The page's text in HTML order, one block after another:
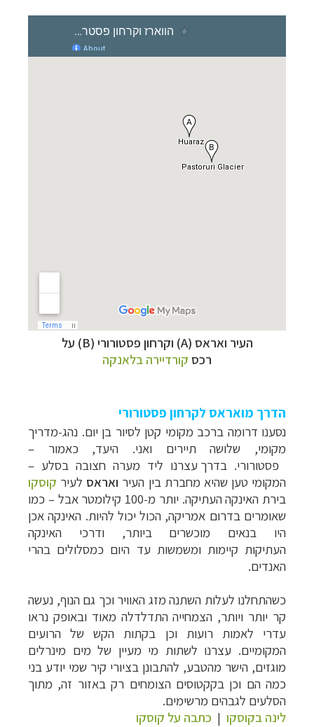
העיר ואראס (A) וקרחון פסטורורי (B) על
רכס קורדיירה בלאנקה
הדרך מואראס לקרחון פסטורורי
נסענו דרומה ברכב מקומי קטן לסיור בן יום. נהג-מדריך
מקומי, שלושה תיירים ואני. היעד, כאמור –
פסטורורי. בדרך עצרנו ליד מערה חצובה בסלע –
המקומי טען שהיא מחברת בין העיר ואראס לעיר קוסקו
בירת האינקה העתיקה. יותר מ-100 קילומטר אבל – כמו
שאומרים בדרום אמריקה, הכול יכול להיות. האינקה אכן
היו בנאים מוכשרים ביותר, ודרכי האינקה
העתיקות קיימות ומשמשות עד היום כמסלולים בהרי
האנדים.
כשהתחלנו לעלות השתנה מזג האוויר וכך גם הנוף, נעשה
קר יותר ויותר, הצמחייה התדלדלה מאוד ובאופק נראו
עדרי לאמות רועות וכן בקתות הקש של הרועים
המקומיים. עצרנו לשתות מי מעיין של מים מינרלים
מוגזים, הישר מהטבע, להתבונן בציורי קיר שמי יודע בני
כמה הם וכן בקקטוסים הצומחים רק באזור זה, מתוך
הסלעים לגבהים מרשימים.
לינה בקוסקו | כתבה על קוסקו